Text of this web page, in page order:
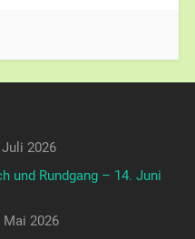
Juli 2026
und Rundgang – 14. Juni
Mai 2026